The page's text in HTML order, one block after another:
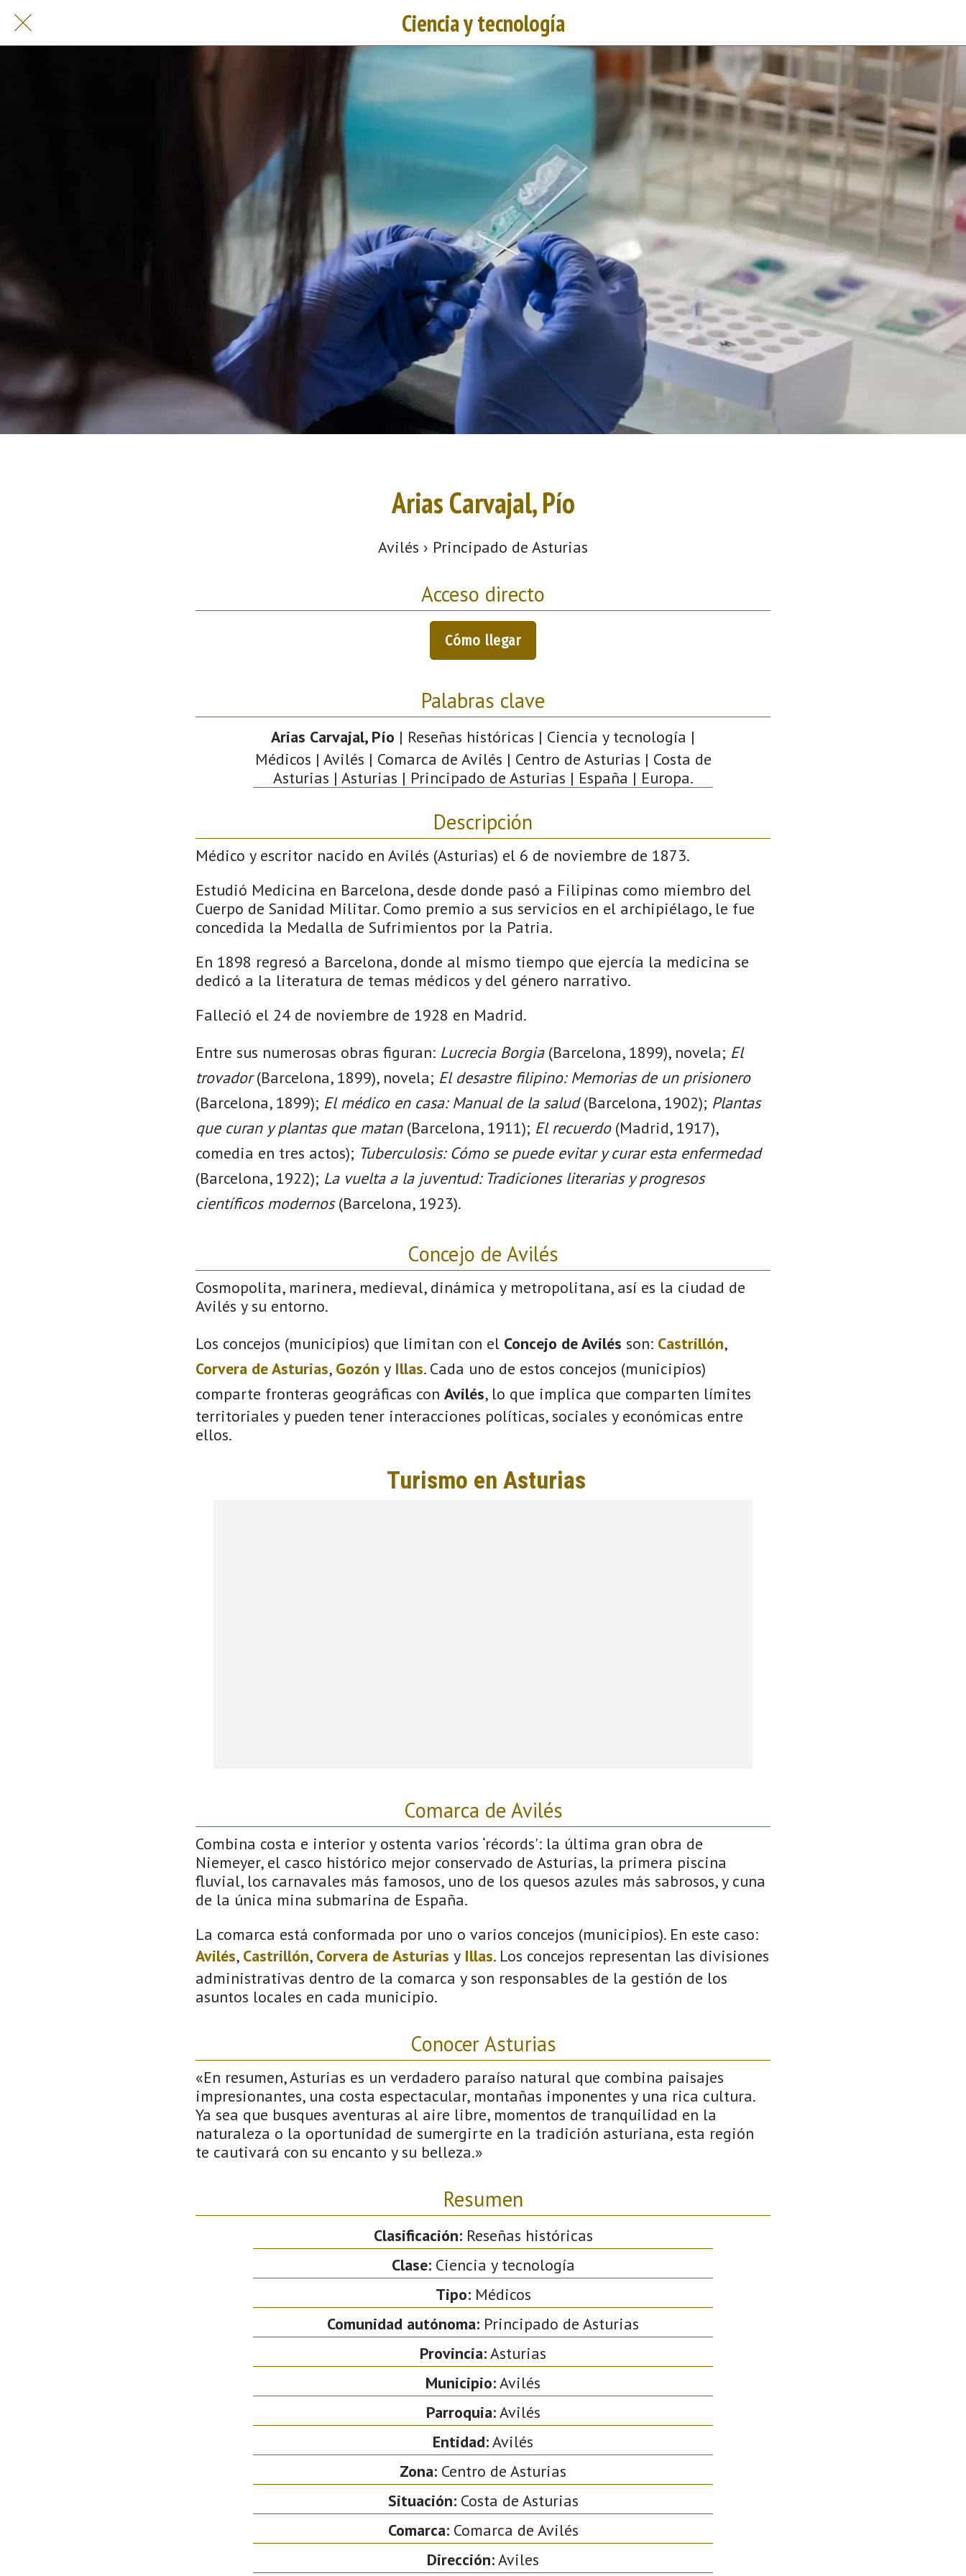
Ciencia y tecnología
Arias Carvajal, Pío
Avilés › Principado de Asturias
Acceso directo
Cómo llegar
Palabras clave
Arias Carvajal, Pío | Reseñas históricas | Ciencia y tecnología |
Médicos | Avilés | Comarca de Avilés | Centro de Asturias | Costa de
Asturias | Asturias | Principado de Asturias | España | Europa.
Descripción
Médico y escritor nacido en Avilés (Asturias) el 6 de noviembre de 1873.
Estudió Medicina en Barcelona, desde donde pasó a Filipinas como miembro del
Cuerpo de Sanidad Militar. Como premio a sus servicios en el archipiélago, le fue
concedida la Medalla de Sufrimientos por la Patria.
En 1898 regresó a Barcelona, donde al mismo tiempo que ejercía la medicina se
dedicó a la literatura de temas médicos y del género narrativo.
Falleció el 24 de noviembre de 1928 en Madrid.
Entre sus numerosas obras figuran: Lucrecia Borgia(Barcelona, 1899), novela; El
trovador(Barcelona, 1899), novela; El desastre filipino: Memorias de un prisionero
(Barcelona, 1899); El médico en casa: Manual de la salud(Barcelona, 1902); Plantas
que curan y plantas que matan(Barcelona, 1911); El recuerdo(Madrid, 1917),
comedia en tres actos); Tuberculosis: Cómo se puede evitar y curar esta enfermedad
(Barcelona, 1922); La vuelta a la juventud: Tradiciones literarias y progresos
científicos modernos(Barcelona, 1923).
Concejo de Avilés
Cosmopolita, marinera, medieval, dinámica y metropolitana, así es la ciudad de
Avilés y su entorno.
Los concejos (municipios) que limitan con el Concejo de Avilés son: Castrillón,
Corvera de Asturias, Gozón y Illas. Cada uno de estos concejos (municipios)
comparte fronteras geográficas con Avilés, lo que implica que comparten límites
territoriales y pueden tener interacciones políticas, sociales y económicas entre
ellos.
Comarca de Avilés
Combina costa e interior y ostenta varios ‘récords': la última gran obra de
Niemeyer, el casco histórico mejor conservado de Asturias, la primera piscina
fluvial, los carnavales más famosos, uno de los quesos azules más sabrosos, y cuna
de la única mina submarina de España.
La comarca está conformada por uno o varios concejos (municipios). En este caso:
Avilés, Castrillón, Corvera de Asturias y Illas. Los concejos representan las divisiones
administrativas dentro de la comarca y son responsables de la gestión de los
asuntos locales en cada municipio.
Conocer Asturias
«En resumen, Asturias es un verdadero paraíso natural que combina paisajes
impresionantes, una costa espectacular, montañas imponentes y una rica cultura.
Ya sea que busques aventuras al aire libre, momentos de tranquilidad en la
naturaleza o la oportunidad de sumergirte en la tradición asturiana, esta región
te cautivará con su encanto y su belleza.»
Resumen
Clasificación:Reseñas históricas
Clase:Ciencia y tecnología
Tipo:Médicos
Comunidad autónoma: Principado de Asturias
Provincia:Asturias
Municipio:Avilés
Parroquia:Avilés
Entidad:Avilés
Zona: Centro de Asturias
Situación:Costa de Asturias
Comarca:Comarca de Avilés
Dirección:Aviles